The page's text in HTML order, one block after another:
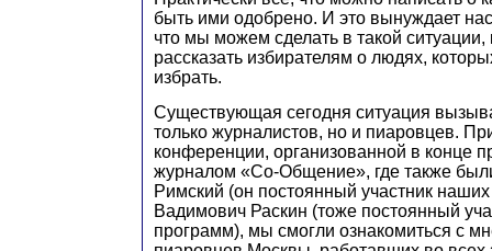
быть ими одобрено. И это вынуждает
что мы можем сделать в такой ситуации,
рассказать избирателям о людях,
избрать.
Существующая сегодня ситуация
только журналистов, но и пиаровцев.
конференции, организованной в конце
журналом «Со-Общение», где также
Римский (он постоянный участник
Вадимович Раскин (тоже постоянный
программ), мы смогли ознакомиться с